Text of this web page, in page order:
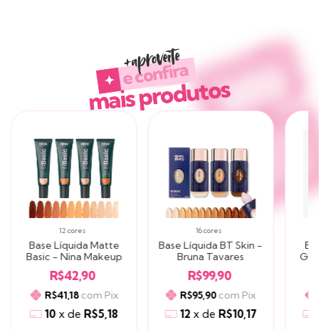
Produtos similares
12 cores
Base Líquida Matte
Basic - Nina Makeup
R$42,90
R$41,18com Pix
10 x de R$5,18
16 cores
Base Líquida BT Skin -
Bruna Tavares
R$99,90
R$95,90com Pix
12 x de R$10,17